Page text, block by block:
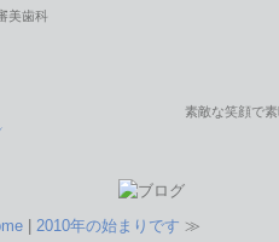
美歯科
素敵な笑顔で
| 2010年の始まりです ≫